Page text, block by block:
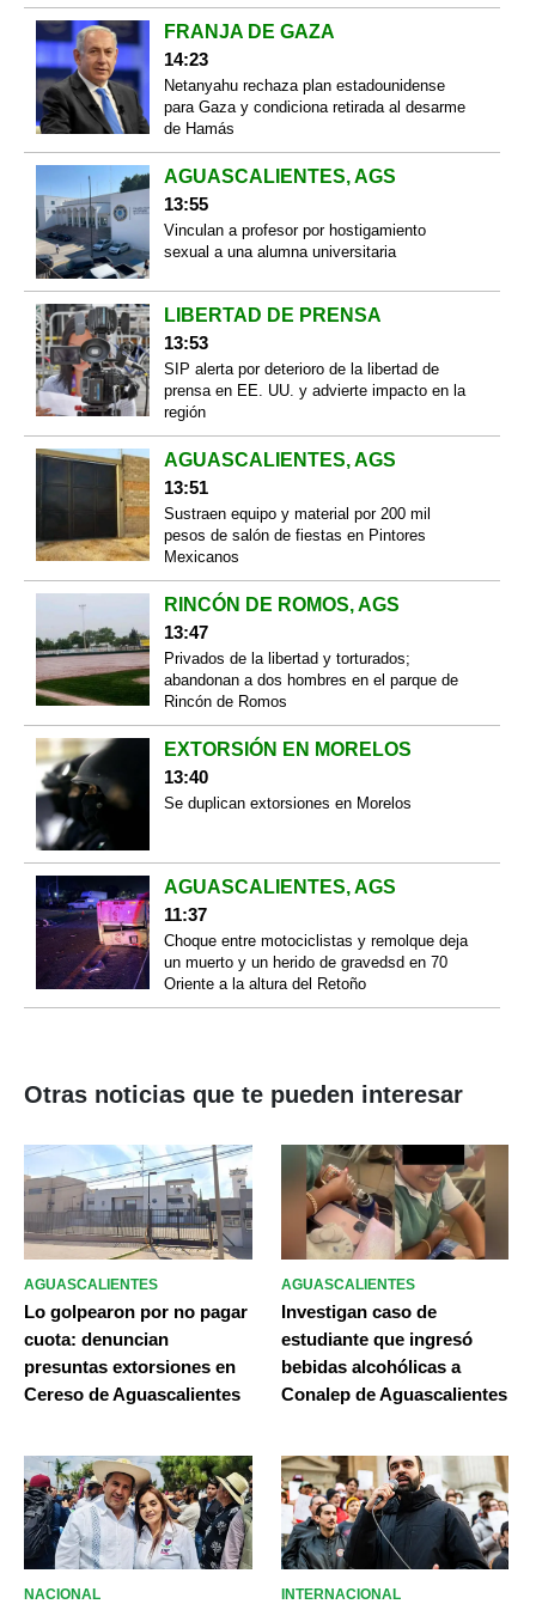
FRANJA DE GAZA
14:23
Netanyahu rechaza plan estadounidense
para Gaza y condiciona retirada al desarme
de Hamás
AGUASCALIENTES, AGS
13:55
Vinculan a profesor por hostigamiento
sexual a una alumna universitaria
LIBERTAD DE PRENSA
13:53
SIP alerta por deterioro de la libertad de
prensa en EE. UU. y advierte impacto en la
región
AGUASCALIENTES, AGS
13:51
Sustraen equipo y material por 200 mil
pesos de salón de fiestas en Pintores
Mexicanos
RINCÓN DE ROMOS, AGS
13:47
Privados de la libertad y torturados;
abandonan a dos hombres en el parque de
Rincón de Romos
EXTORSIÓN EN MORELOS
13:40
Se duplican extorsiones en Morelos
AGUASCALIENTES, AGS
11:37
Choque entre motociclistas y remolque deja
un muerto y un herido de gravedsd en 70
Oriente a la altura del Retoño
Otras noticias que te pueden interesar
AGUASCALIENTES
Lo golpearon por no pagar
cuota: denuncian
presuntas extorsiones en
Cereso de Aguascalientes
AGUASCALIENTES
Investigan caso de
estudiante que ingresó
bebidas alcohólicas a
Conalep de Aguascalientes
NACIONAL INTERNACIONAL